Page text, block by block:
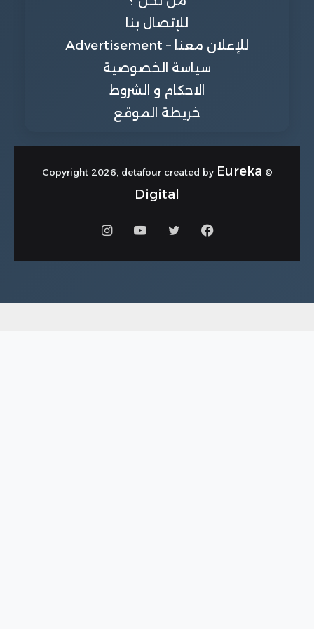
للإتصال بنا
للإعلان معنا – Advertisement
سياسة الخصوصية
الاحكام و الشروط
خريطة الموقع
© Copyright 2026, detafour created by
Eureka
Digital
فيسبوكتويتر يوتيوبانستقرام